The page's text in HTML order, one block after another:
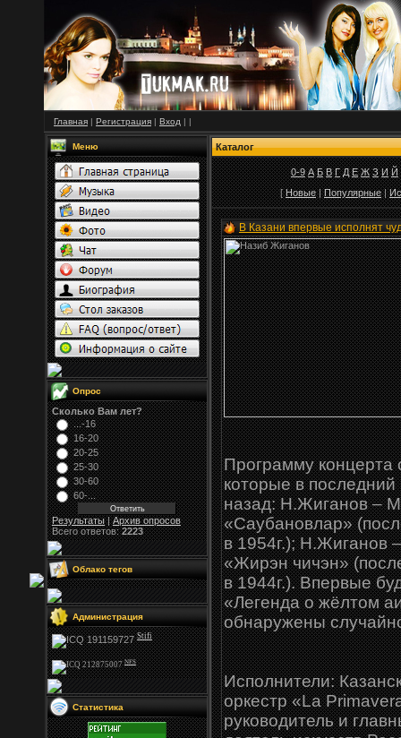
Главная | Регистрация | Вход | |
Меню
Опрос
Сколько Вам лет?
...-16
16-20
20-25
25-30
30-60
60-...
Результаты|Архив опросов
Всего ответов:2223
Облако тегов
Администрация
Stifi
NFS
Статистика
Каталог
0-9 А Б В Г Д Е Ж З И Й
[Новые|Популярные|
В Казани впервые исполнят
Программу концерта
которые в
назад: Н.Жиганов –
«Саубановлар»
в 1954г.); Н.Жиганов
«Жирэн чичэн»
в 1944г.). Впервые
«Легенда о жёлтом
обнаружены
Исполнители:
оркестр «La
руководитель и